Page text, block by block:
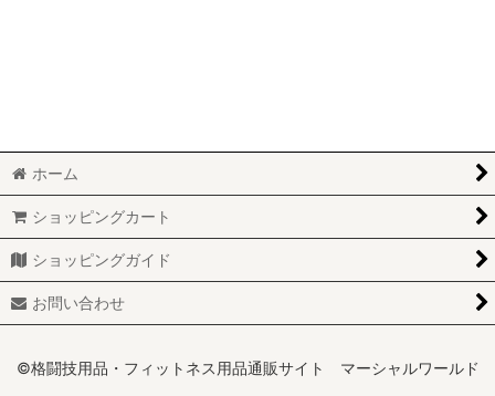
ホーム
ショッピングカート
ショッピングガイド
お問い合わせ
©格闘技用品・フィットネス用品通販サイト マーシャルワールド